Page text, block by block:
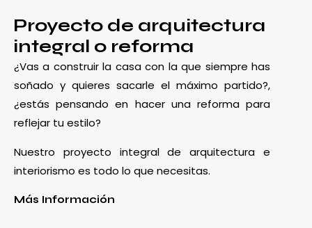
Proyecto de arquitectura
integral o reforma
¿Vas a construir la casa con la que siempre has
soñado y quieres sacarle el máximo partido?,
¿estás pensando en hacer una reforma para
reflejar tu estilo?
Nuestro proyecto integral de arquitectura e
interiorismo es todo lo que necesitas.
Más Información